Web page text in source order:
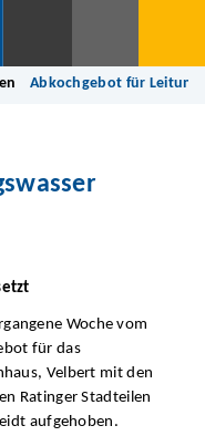
Abkochgebot für
Woche vom
für das
Velbert mit den
Ratinger Stadteilen
aufgehoben.